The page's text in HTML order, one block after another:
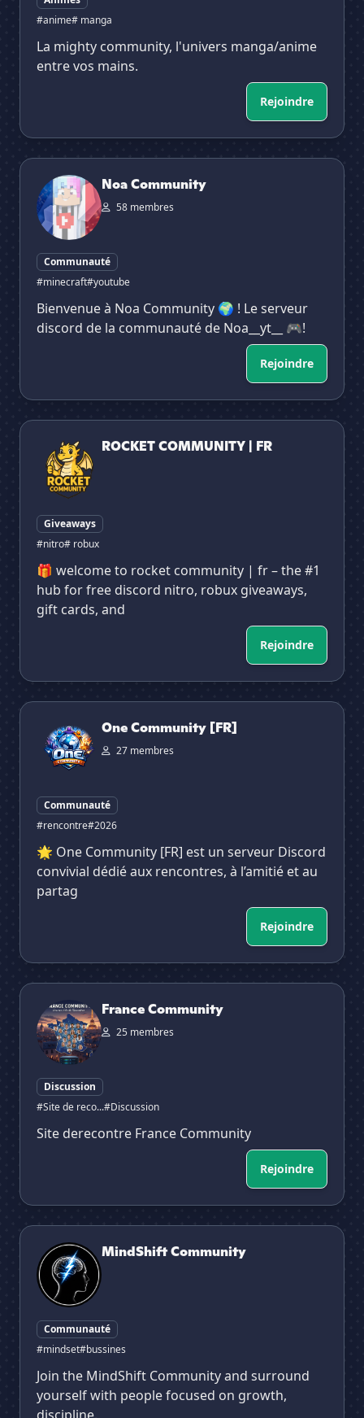
#anime# manga
La mighty community, l'univers manga/anime
entre vos mains.
Rejoindre
Noa Community
Noa Community
58 membres
Communauté
#minecraft#youtube
Bienvenue à Noa Community 🌍 ! Le serveur
discord de la communauté de Noa__yt__ 🎮!
Rejoindre
ROCKET COMMUNITY | FR
ROCKET COMMUNITY | FR
Giveaways
#nitro# robux
🎁 welcome to rocket community | fr – the #1
hub for free discord nitro, robux giveaways,
gift cards, and
Rejoindre
One Community [FR]
One Community [FR]
27 membres
Communauté
#rencontre#2026
🌟 One Community [FR] est un serveur Discord
convivial dédié aux rencontres, à l’amitié et au
partag
Rejoindre
France Community
France Community
25 membres
Discussion
#Site de reco...#Discussion
Site derecontre France Community
Rejoindre
MindShift Community
MindShift Community
Communauté
#mindset#bussines
Join the MindShift Community and surround
yourself with people focused on growth,